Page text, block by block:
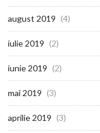
august 2019 (4)
iulie 2019 (2)
iunie 2019 (2)
mai 2019 (3)
aprilie 2019 (3)